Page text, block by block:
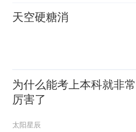
天空硬糖消
为什么能考上本科就非常
厉害了
太阳星辰